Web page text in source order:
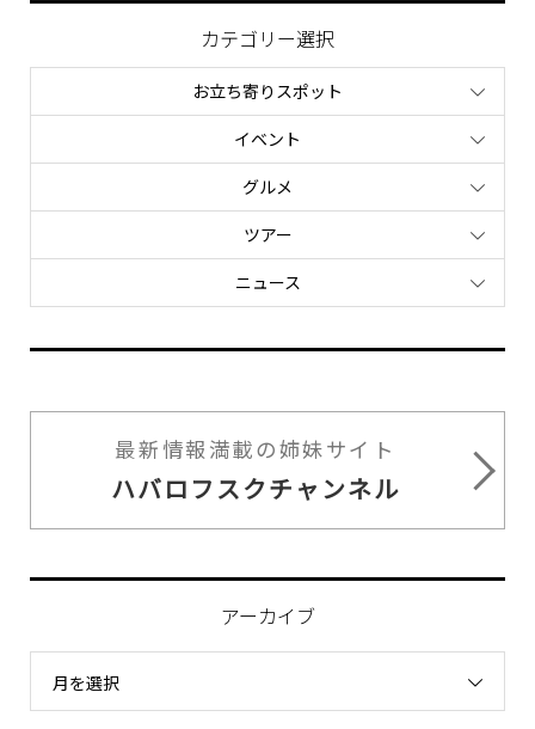
カテゴリー選択
お立ち寄りスポット
イベント
グルメ
ツアー
ニュース
最新情報満載の姉妹サイト
ハバロフスクチャンネル
アーカイブ
月を選択